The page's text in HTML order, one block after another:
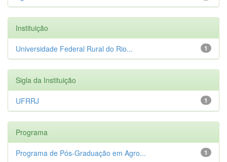
Instituição
1
Universidade Federal Rural do Rio...
Sigla da Instituição
1
UFRRJ
Programa
1
Programa de Pós-Graduação em Agro...